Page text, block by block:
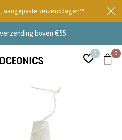
0 0
boven €55
aangepaste verzenddagen**